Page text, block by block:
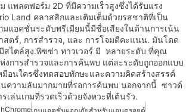
แพลตฟอร์ม 2D ที่มีความเร็วสูงซึ่งได้รับแรง
Land คลาสสิกและเติมเต็มด้วยรสชาติที่เป็น
มแอคชั่นระดับพรีเมียมนี้มีชื่อเสียงในด้านการเน้น
สตร์, การสำรวจ, และ การโจมตีคะแนน. มันโดด
สไตล์สูง.พิซซ่า ทาวเวอร์ มี หลายระดับ ที่คุณ
งการสำรวจและการค้นพบ แต่ละระดับถูกออกแบบ
มือนใครซึ่งทดสอบทักษะและความคิดสร้างสรรค์
วามลับมากมายที่รอการค้นพบ นอกจากนี้ ซาวด์
เล่นเกมที่รวดเร็วด้วยจังหวะที่เต้นรัว.
Chrome